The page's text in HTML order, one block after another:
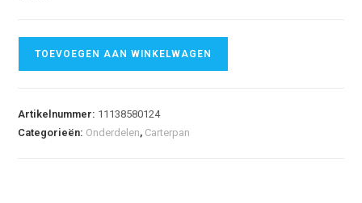
TOEVOEGEN AAN WINKELWAGEN
Artikelnummer: 11138580124
Categorieën: Onderdelen, Carterpan